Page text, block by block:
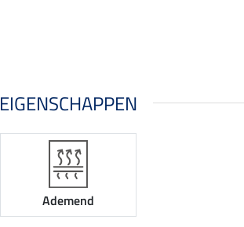
EIGENSCHAPPEN
Ademend